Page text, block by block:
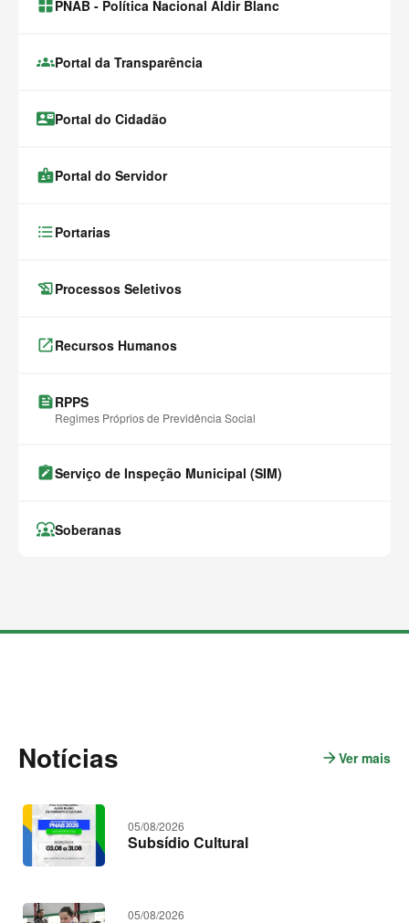
window.alert(
PNAB - Política Nacional Aldir Blanc
groupsPortal da Transparência
contact_mailPortal do Cidadão
badgePortal do Servidor
format_list_bulletedPortarias
history_eduProcessos Seletivos
launchRecursos Humanos
feedRPPS
Regimes Próprios de Previdência Social
note_altServiço de Inspeção Municipal (SIM)
diversity_1Soberanas
M
Notícias arrow_forwardVer mais
05/08/2026
Subsídio Cultural
05/08/2026